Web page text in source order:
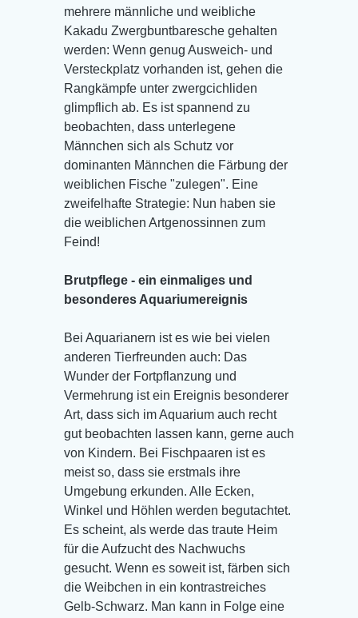
mehrere männliche und weibliche
Kakadu Zwergbuntbaresche gehalten
werden: Wenn genug Ausweich- und
Versteckplatz vorhanden ist, gehen die
Rangkämpfe unter zwergcichliden
glimpflich ab. Es ist spannend zu
beobachten, dass unterlegene
Männchen sich als Schutz vor
dominanten Männchen die Färbung der
weiblichen Fische "zulegen". Eine
zweifelhafte Strategie: Nun haben sie
die weiblichen Artgenossinnen zum
Feind!
Brutpflege - ein einmaliges und
besonderes Aquariumereignis
Bei Aquarianern ist es wie bei vielen
anderen Tierfreunden auch: Das
Wunder der Fortpflanzung und
Vermehrung ist ein Ereignis besonderer
Art, dass sich im Aquarium auch recht
gut beobachten lassen kann, gerne auch
von Kindern. Bei Fischpaaren ist es
meist so, dass sie erstmals ihre
Umgebung erkunden. Alle Ecken,
Winkel und Höhlen werden begutachtet.
Es scheint, als werde das traute Heim
für die Aufzucht des Nachwuchs
gesucht. Wenn es soweit ist, färben sich
die Weibchen in ein kontrastreiches
Gelb-Schwarz. Man kann in Folge eine